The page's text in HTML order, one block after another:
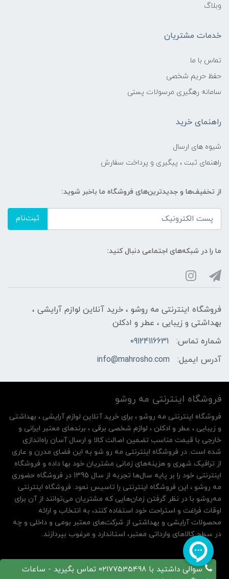
وبلاگ
خدمات مشتریان
تماس با ما
حفظ حریم شخصی
سامانه رهگیری مرسولات پستی
راهنمای خرید
شیوه های ارسال
راهنمای ثبت ، پیگیری و پرداخت سفارش
از تخفیف‌ها و جدیدترین‌های فروشگاه ما باخبر شوید:
ثبت‌نام
ما را در شبکه‌های اجتماعی دنبال کنید:
فروشگاه اینترنتی مه‌ رو‌شو ، خرید آنلاین لوازم آرایشی ،
بهداشتی و زیبایی ، عطر و ادکلن
شماره تماس:
09124116631
آدرس ایمیل:
info@mahrosho.com
سوالی داشتید با 02177535498 تماس بگیرید - ساعات
فروشگاه اینترنتی مه‌ رو‌شو
فروشگاه اینترنتی مه‌ رو‌شو ، برای خرید آنلاین لوازم آرایشی ، بهداشتی
و زیبایی ، عطر و ادکلن ، لوازم شخصی برقی ، برندهای معتبر ایرانی و
خارجی با قیمت مناسب تضمین اصالت کالا و ارسال آسان راه‌اندازی
شده است. در فروشگاه اینترنتی مه رو شو به این فضای مدرن و عاری
از ترافیک شهری و هزینه‌های زمانی مشتریان خود بها داده و فروشگاه
اینترنتی خود را بر پایه سال‌ها تجربه از سال 1395 در فروشگاه حضوری
مه روشو ، این فروشگاه اینترنتی را تاسیس نمود. فروشگاه اینترنتی
مه‌رو‌شو با در نظر گرفتن زمان‌هایی که مشتریان می‌توانند از آن‌ برای
اوقات فراغت و استراحت خود استفاده کنند، به انتخاب و ارائه
محصولات آرایشی و بهداشتی از شرکت‌های معتبر بومی و داخلی و چه
در سطح کالاهای وارداتی معتبر، استاندارد و مرغوب بپردازند.